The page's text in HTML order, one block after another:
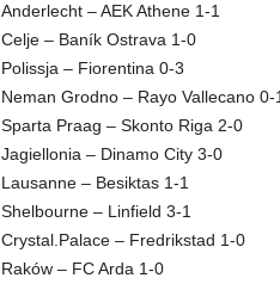
Anderlecht – AEK Athene 1-1
Celje – Baník Ostrava 1-0
Polissja – Fiorentina 0-3
Neman Grodno – Rayo Vallecano 0-1
Sparta Praag – Skonto Riga 2-0
Jagiellonia – Dinamo City 3-0
Lausanne – Besiktas 1-1
Shelbourne – Linfield 3-1
Crystal.Palace – Fredrikstad 1-0
Raków – FC Arda 1-0